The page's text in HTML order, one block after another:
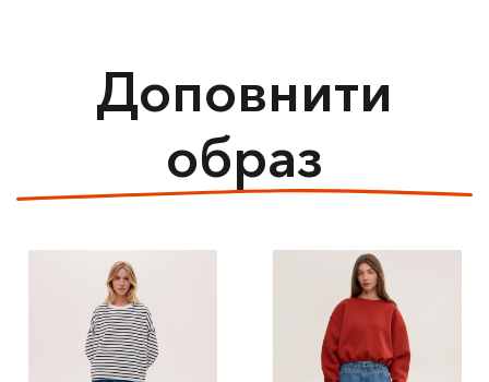
Доповнити
образ